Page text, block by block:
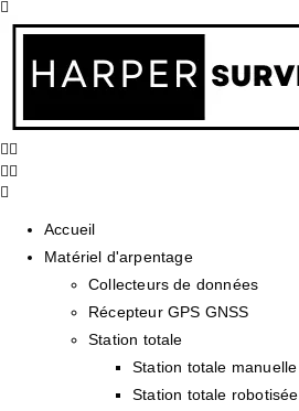
Accueil
Matériel d'arpentage
Collecteurs de données
Récepteur GPS GNSS
Station totale
Station totale manuelle
Station totale robotisée